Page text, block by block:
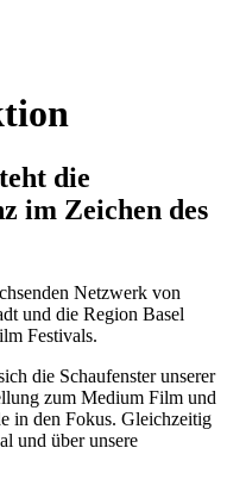
die
im Zeichen des
Netzwerk von
und die Region Basel
Festivals.
die Schaufenster unserer
zum Medium Film und
in den Fokus. Gleichzeitig
und über unsere